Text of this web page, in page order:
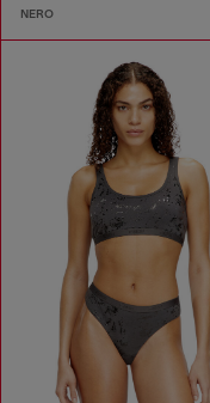
NERO